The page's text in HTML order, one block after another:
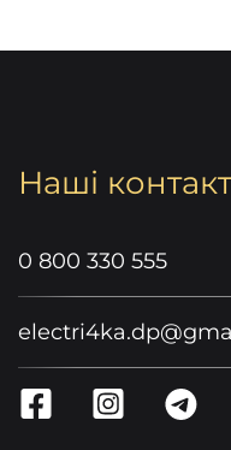
Наші
0 800 330 555